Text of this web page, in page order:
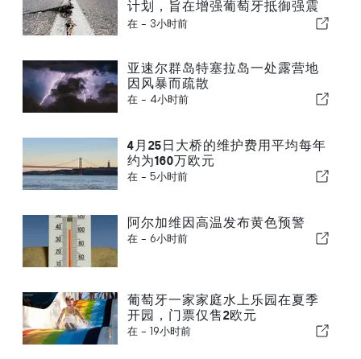
计划，旨在增强葡萄牙抵御强震
的能力
在 - 3小时前
亚速尔群岛特塞拉岛一处露营地
因风暴而疏散
在 - 4小时前
4月25日大桥的维护费用平均每年
约为160万欧元
在 - 5小时前
阿尔加维因高温发布黄色预警
在 - 6小时前
葡萄牙一家家庭水上乐园在夏季
开园，门票仅售2欧元
在 - 19小时前